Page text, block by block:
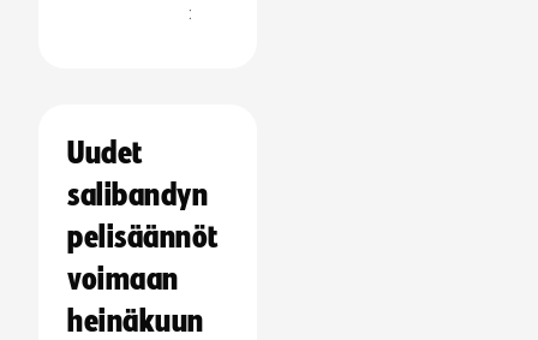
:
Uudet
salibandyn
pelisäännöt
voimaan
heinäkuun